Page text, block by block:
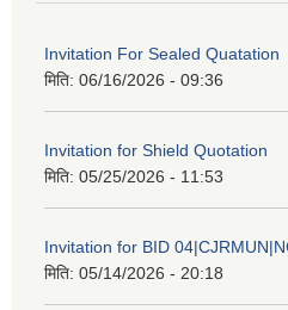
Invitation For Sealed Quatation
मिति: 06/16/2026 - 09:36
Invitation for Shield Quotation
मिति: 05/25/2026 - 11:53
Invitation for BID
मिति: 05/14/2026 - 20:18